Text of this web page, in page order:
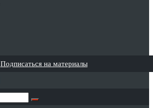
Подписаться на материалы